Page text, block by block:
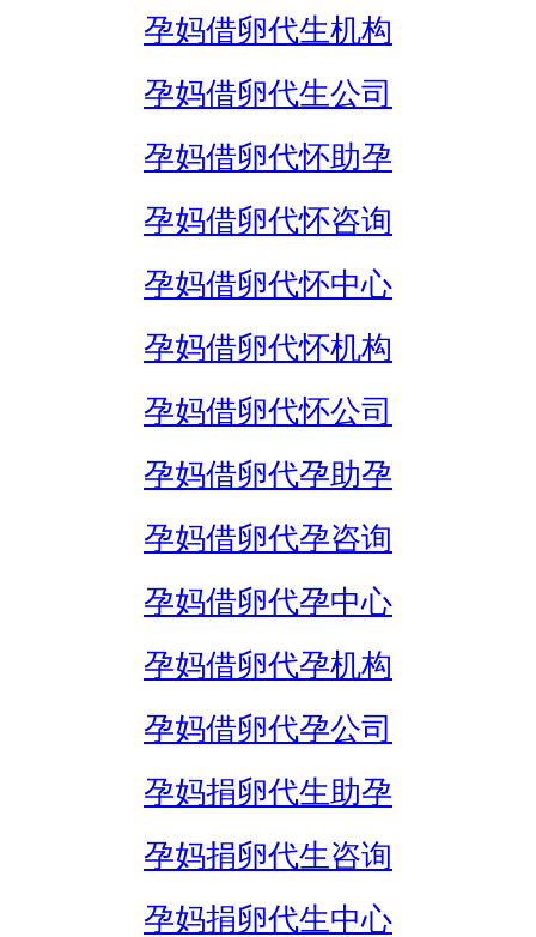
孕妈借卵代生机构
孕妈借卵代生公司
孕妈借卵代怀助孕
孕妈借卵代怀咨询
孕妈借卵代怀中心
孕妈借卵代怀机构
孕妈借卵代怀公司
孕妈借卵代孕助孕
孕妈借卵代孕咨询
孕妈借卵代孕中心
孕妈借卵代孕机构
孕妈借卵代孕公司
孕妈捐卵代生助孕
孕妈捐卵代生咨询
孕妈捐卵代生中心